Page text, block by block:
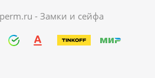
- Замки и сейфа